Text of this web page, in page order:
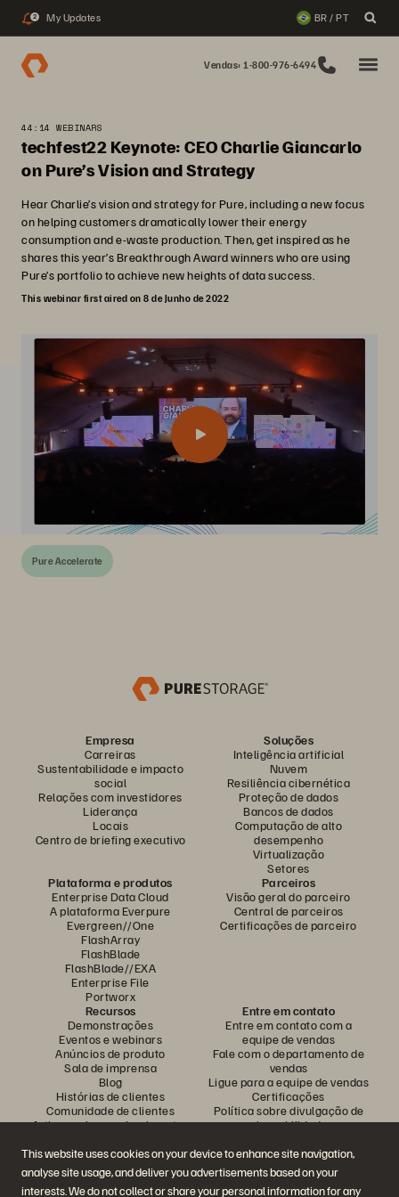
This website uses cookies on your device to enhance site navigation,
analyse site usage, and deliver you advertisements based on your
interests. We do not collect or share your personal information for any
2 My Updates BR / PT
Vendas: 1-800-976-6494
44:14 WEBINARS
techfest22 Keynote: CEO Charlie Giancarlo
on Pure’s Vision and Strategy
Hear Charlie’s vision and strategy for Pure, including a new focus
on helping customers dramatically lower their energy
consumption and e-waste production. Then, get inspired as he
shares this year’s Breakthrough Award winners who are using
Pure’s portfolio to achieve new heights of data success.
This webinar first aired on 8 de Junho de 2022
Pure Accelerate
Empresa
Carreiras
Sustentabilidade e impacto
social
Relações com investidores
Liderança
Locais
Centro de briefing executivo
Soluções
Inteligência artificial
Nuvem
Resiliência cibernética
Proteção de dados
Bancos de dados
Computação de alto
desempenho
Virtualização
Setores
Plataforma e produtos
Enterprise Data Cloud
A plataforma Everpure
Evergreen//One
FlashArray
FlashBlade
FlashBlade//EXA
Enterprise File
Portworx
Parceiros
Visão geral do parceiro
Central de parceiros
Certificações de parceiro
Recursos
Demonstrações
Eventos e webinars
Anúncios de produto
Sala de imprensa
Blog
Histórias de clientes
Comunidade de clientes
Artigos sobre conhecimentos
Entre em contato
Entre em contato com a
equipe de vendas
Fale com o departamento de
vendas
Ligue para a equipe de vendas
Certificações
Política sobre divulgação de
vulnerabilidades
Participe da conversa